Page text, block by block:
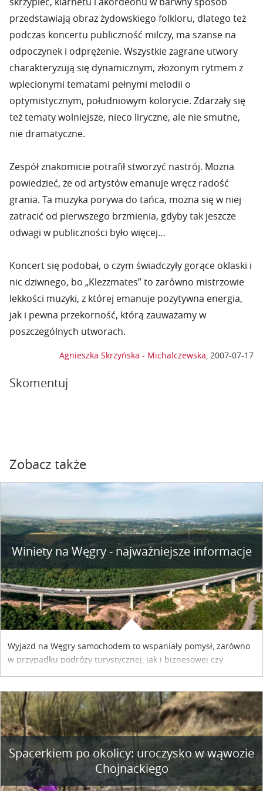
przedstawiają obraz żydowskiego folkloru, dlatego też
podczas koncertu publiczność milczy, ma szanse na
odpoczynek i odprężenie. Wszystkie zagrane utwory
charakteryzują się dynamicznym, złożonym rytmem z
wplecionymi tematami pełnymi melodii o
optymistycznym, południowym kolorycie. Zdarzały się
też tematy wolniejsze, nieco liryczne, ale nie smutne,
nie dramatyczne.
Zespół znakomicie potrafił stworzyć nastrój. Można
powiedzieć, że od artystów emanuje wręcz radość
grania. Ta muzyka porywa do tańca, można się w niej
zatracić od pierwszego brzmienia, gdyby tak jeszcze
odwagi w publiczności było więcej…
Koncert się podobał, o czym świadczyły gorące oklaski i
nic dziwnego, bo „Klezzmates” to zarówno mistrzowie
lekkości muzyki, z której emanuje pozytywna energia,
jak i pewna przekorność, którą zauważamy w
poszczególnych utworach.
Agnieszka Skrzyńska - Michalczewska, 2007-07-17
Skomentuj
Zobacz także
Winiety na Węgry - najważniejsze informacje
Wyjazd na Węgry samochodem to wspaniały pomysł, zarówno
w przypadku podróży turystycznej, jak i biznesowej czy
współpracy reklamowej z Hungary Vignette.
Spacerkiem po okolicy: uroczysko w wąwozie
Chojnackiego